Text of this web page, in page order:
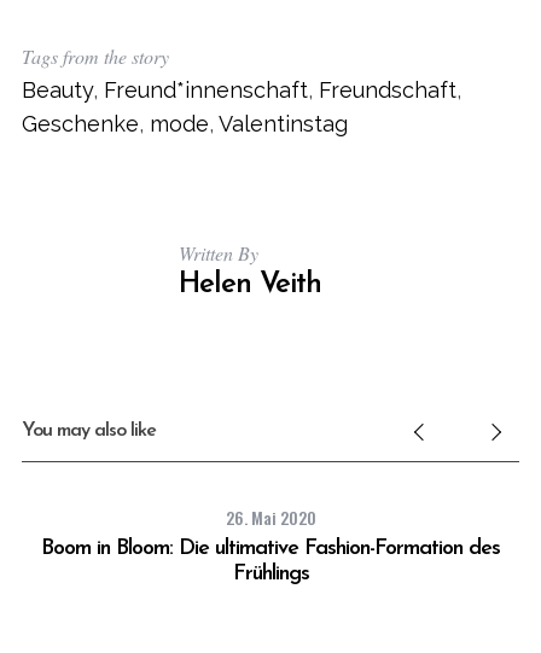
Tags from the story
Beauty, Freund*innenschaft, Freundschaft,
Geschenke, mode, Valentinstag
Written By
Helen Veith
You may also like
26. Mai 2020
Boom in Bloom: Die ultimative Fashion-Formation des
Frühlings